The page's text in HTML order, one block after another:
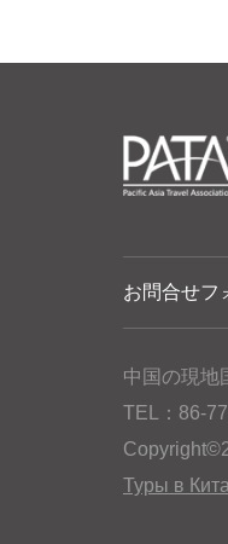
お問合せフ
中国の現地
TEL：86-
Туры в